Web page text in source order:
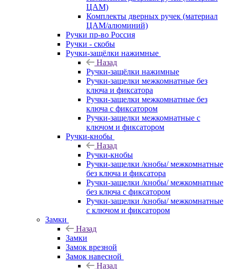
ЦАМ)
Комплекты дверных ручек (материал
ЦАМ/алюминий)
Ручки пр-во Россия
Ручки - скобы
Ручки-защёлки нажимные
Назад
Ручки-защёлки нажимные
Ручки-защелки межкомнатные без
ключа и фиксатора
Ручки-защелки межкомнатные без
ключа с фиксатором
Ручки-защелки межкомнатные с
ключом и фиксатором
Ручки-кнобы
Назад
Ручки-кнобы
Ручки-защелки /кнобы/ межкомнатные
без ключа и фиксатора
Ручки-защелки /кнобы/ межкомнатные
без ключа с фиксатором
Ручки-защелки /кнобы/ межкомнатные
с ключом и фиксатором
Замки
Назад
Замки
Замок врезной
Замок навесной
Назад